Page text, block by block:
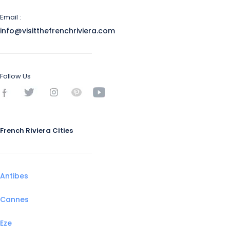
Email :
info@visitthefrenchriviera.com
Follow Us
French Riviera Cities
Antibes
Cannes
Eze